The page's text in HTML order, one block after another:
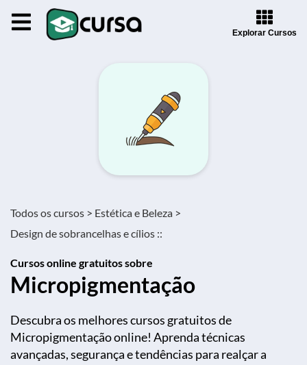
Explorar Cursos
Todos os cursos > Estética e Beleza >
Design de sobrancelhas e cílios ::
Cursos online gratuitos sobre
Micropigmentação
Descubra os melhores cursos gratuitos de
Micropigmentação online! Aprenda técnicas
avançadas, segurança e tendências para realçar a